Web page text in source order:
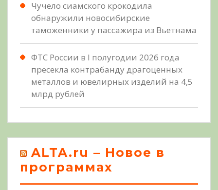
Чучело сиамского крокодила
обнаружили новосибирские
таможенники у пассажира из Вьетнама
ФТС России в I полугодии 2026 года
пресекла контрабанду драгоценных
металлов и ювелирных изделий на 4,5
млрд рублей
ALTA.ru – Новое в
программах